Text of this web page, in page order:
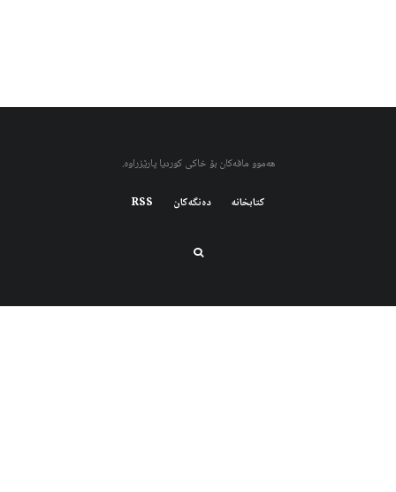
هەموو مافەکان بۆ خاکی کوردیا پارێزراوە.
کتابخانه دەنگەکان RSS